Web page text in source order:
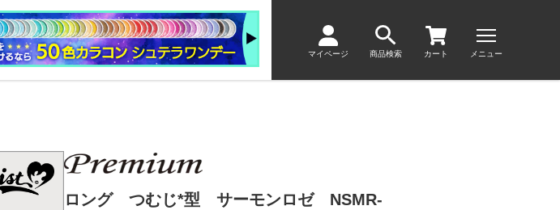
マイページ 商品検索 カート メニュー
ロング つむじ*型 サーモンロゼ NSMR-